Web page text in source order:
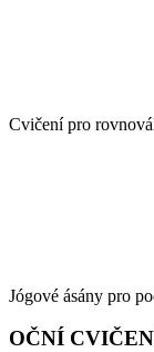
Cvičení pro
Jógové ásány pro
OČNÍ